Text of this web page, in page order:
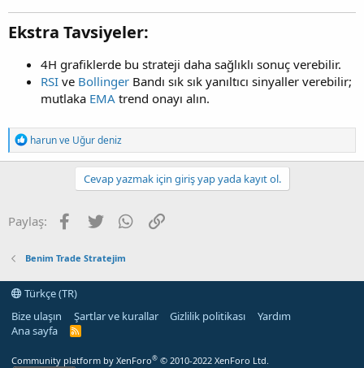
Ekstra Tavsiyeler:
4H grafiklerde bu strateji daha sağlıklı sonuç verebilir.
RSI ve Bollinger Bandı sık sık yanıltıcı sinyaller verebilir;
mutlaka EMA trend onayı alın.
T
e
p
e
r
harunve Uğur deniz
Cevap yazmak için giriş yap yada kayıt ol.
Paylaş: Facebook
Twitter WhatsApp
Benim Trade Stratejim
Türkçe (TR)
Bize ulaşın
Şartlar ve kurallar Gizlilik politikası
Yardım
Ana sayfa
R
Community platform by XenForo® © 2010-2022 XenForo Ltd.